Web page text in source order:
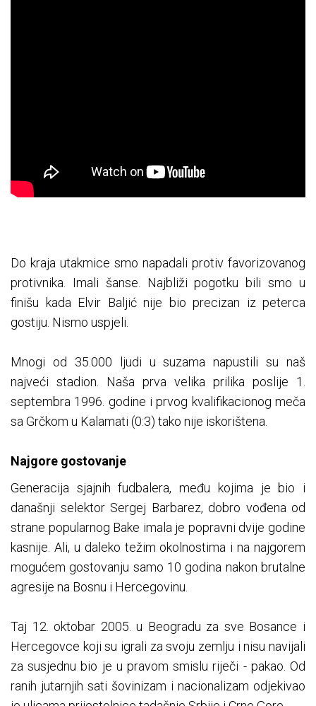
Do kraja utakmice smo napadali protiv favorizovanog
protivnika. Imali šanse. Najbliži pogotku bili smo u
finišu kada Elvir Baljić nije bio precizan iz peterca
gostiju. Nismo uspjeli.
Mnogi od 35.000 ljudi u suzama napustili su naš
najveći stadion. Naša prva velika prilika poslije 1.
septembra 1996. godine i prvog kvalifikacionog meča
sa Grčkom u Kalamati (0:3) tako nije iskorištena.
Najgore gostovanje
Generacija sjajnih fudbalera, među kojima je bio i
današnji selektor Sergej Barbarez, dobro vođena od
strane popularnog Bake imala je popravni dvije godine
kasnije. Ali, u daleko težim okolnostima i na najgorem
mogućem gostovanju samo 10 godina nakon brutalne
agresije na Bosnu i Hercegovinu.
Taj 12. oktobar 2005. u Beogradu za sve Bosance i
Hercegovce koji su igrali za svoju zemlju i nisu navijali
za susjednu bio je u pravom smislu riječi - pakao. Od
ranih jutarnjih sati šovinizam i nacionalizam odjekivao